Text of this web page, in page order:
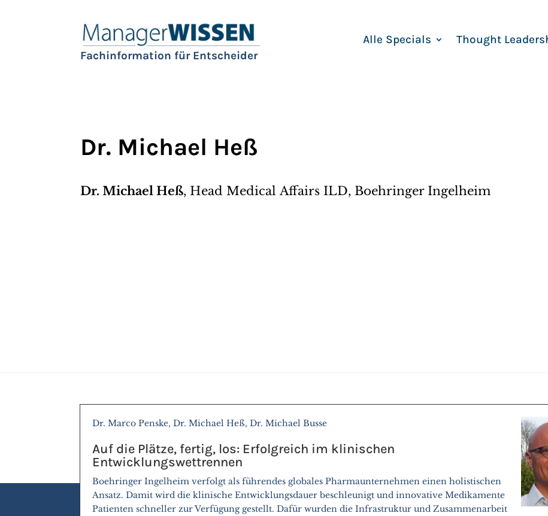
Fachinformation für Entscheider
Alle Specials Thought
Dr. Michael Heß
Dr. Michael Heß, Head Medical Affairs ILD, Boehringer Ingelheim
Dr. Marco Penske, Dr. Michael Heß, Dr. Michael Busse
Auf die Plätze, fertig, los: Erfolgreich im klinischen
Entwicklungswettrennen
Boehringer Ingelheim verfolgt als führendes globales Pharmaunternehmen einen holistischen
Ansatz. Damit wird die klinische Entwicklungsdauer beschleunigt und innovative Medikamente
Patienten schneller zur Verfügung gestellt. Dafür wurden die Infrastruktur und Zusammenarbeit